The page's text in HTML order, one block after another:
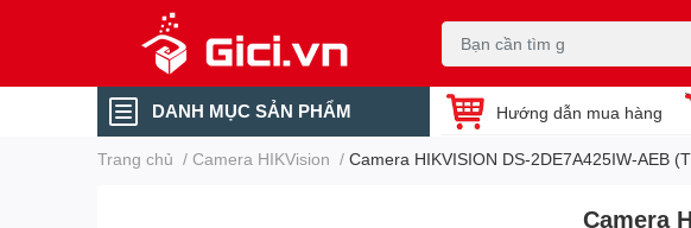
DANH MỤC SẢN PHẨM Hướng dẫn mua hàng
Trang chủ / Camera HIKVision / Camera HIKVISION DS-2DE7A425IW-AEB
Camera